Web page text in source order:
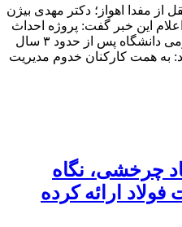
از مفدا اهواز؛ دکتر مهدی بیژن
این خبر گفت: پروژه احداث
سالن بدن سازی و ورزش های رزمی دانشگاه پس از حدود ۳ سال
به همت کارکنان خدوم مدیریت
چرخشی، نگاه
ارائه کرده